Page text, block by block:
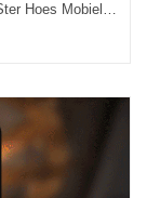
Samsung Galaxy A70s Hoesje Goud Leren Etui Ster Hoes Mobiele Telefoon Sale